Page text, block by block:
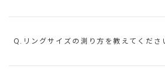
Q.リングサイズの測り方を教えてくださ